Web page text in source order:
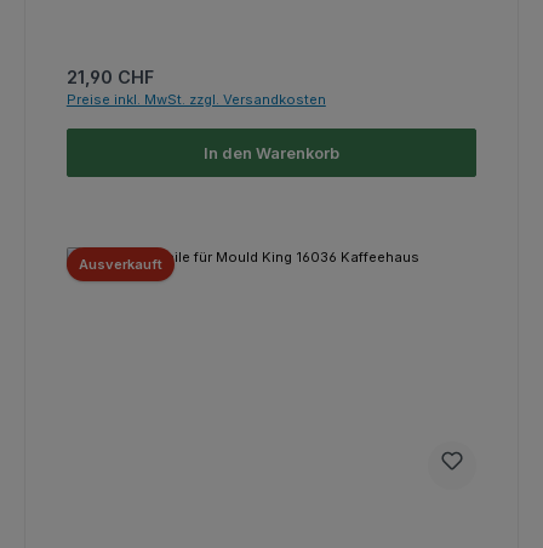
Regulärer Preis:
21,90 CHF
Preise inkl. MwSt. zzgl. Versandkosten
In den Warenkorb
Ausverkauft